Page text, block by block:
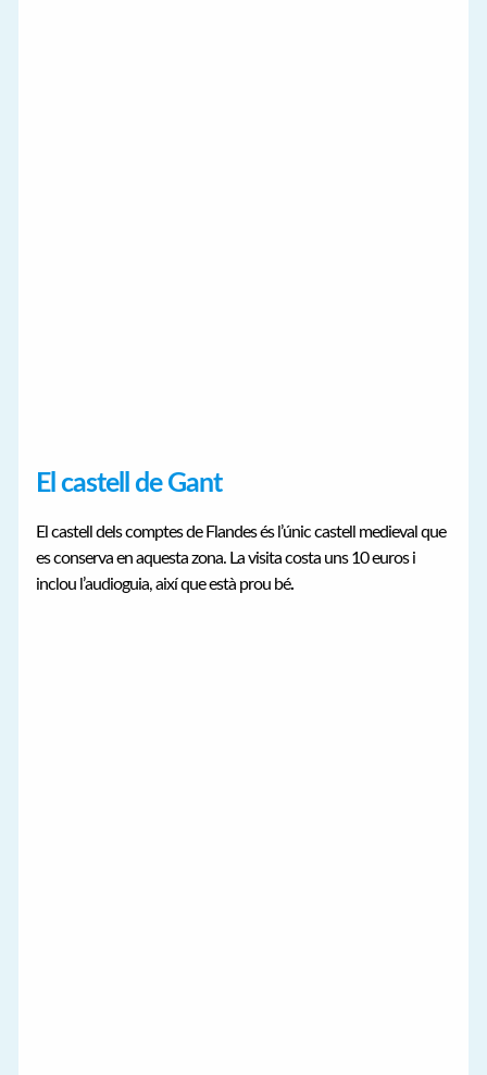
El castell de Gant
El castell dels comptes de Flandes és l’únic castell medieval que
es conserva en aquesta zona. La visita costa uns 10 euros i
inclou l’audioguia, així que està prou bé.